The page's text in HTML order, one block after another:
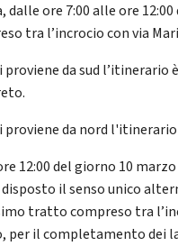
dalle ore 7:00 alle ore
tra l’incrocio con via
proviene da sud l’itinerario
proviene da nord
12:00 del giorno 10
disposto il senso unico
tratto compreso tra
per il completamento dei